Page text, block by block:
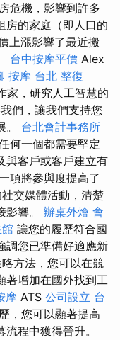
危機，影響到許多
房的家庭（即人口的
上漲影響了最近搬
台中按摩平價 Alex
按摩 台北 整復
家，研究人工智慧的
們，讓我們支持您
。 台北會計事務所
何一個都需要堅定
與客戶或客戶建立有
項將參與度提高了
交媒體活動，清楚
影響。 辦桌外燴 會
讓您的履歷符合國
調您已準備好適應新
方法，您可以在競
著增加在國外找到工
摩 ATS 公司設立 台
，您可以顯著提高
程中獲得晉升。